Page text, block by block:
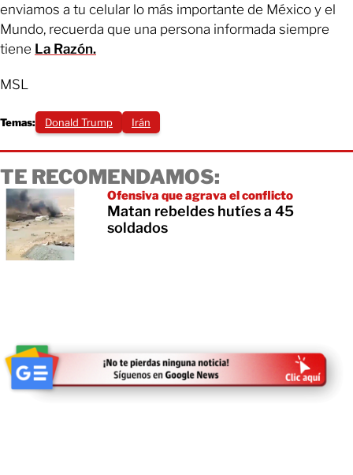
enviamos a tu celular lo más importante de México y el
Mundo, recuerda que una persona informada siempre
tiene La Razón.
MSL
Temas: Donald Trump Irán
TE RECOMENDAMOS:
Ofensiva que agrava el conflicto
Matan rebeldes hutíes a 45
soldados